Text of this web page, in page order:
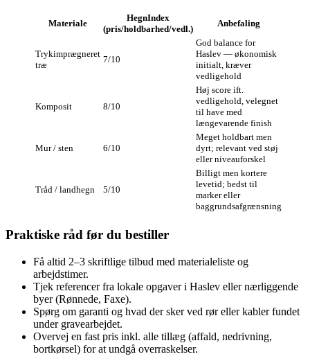
Materiale
HegnIndex
(pris/holdbarhed/vedl.)
Anbefaling
Trykimprægneret
træ
7/10
God balance for
Haslev — økonomisk
initialt, kræver
vedligehold
Komposit 8/10
Høj score ift.
vedligehold, velegnet
til have med
længevarende finish
Mur / sten 6/10
Meget holdbart men
dyrt; relevant ved støj
eller niveauforskel
Tråd / landhegn 5/10
Billigt men kortere
levetid; bedst til
marker eller
baggrundsafgrænsning
Praktiske råd før du bestiller
Få altid 2–3 skriftlige tilbud med materialeliste og
arbejdstimer.
Tjek referencer fra lokale opgaver i Haslev eller nærliggende
byer (Rønnede, Faxe).
Spørg om garanti og hvad der sker ved rør eller kabler fundet
under gravearbejdet.
Overvej en fast pris inkl. alle tillæg (affald, nedrivning,
bortkørsel) for at undgå overraskelser.